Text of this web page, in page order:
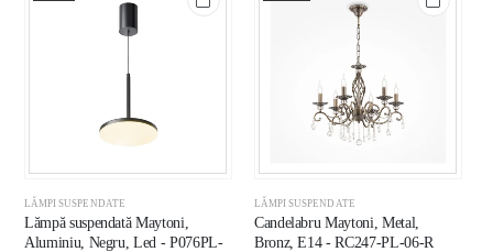
LĂMPI SUSPENDATE
Lămpă suspendată Maytoni,
Aluminiu, Negru, Led - P076PL-
LĂMPI SUSPENDATE
Candelabru Maytoni, Metal,
Bronz, E14 - RC247-PL-06-R